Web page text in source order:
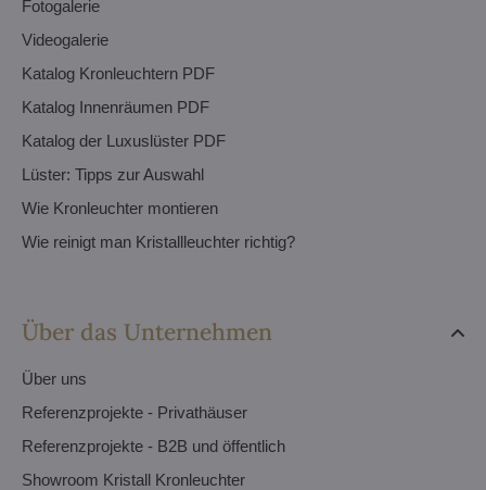
Fotogalerie
Videogalerie
Katalog Kronleuchtern PDF
Katalog Innenräumen PDF
Katalog der Luxuslüster PDF
Lüster: Tipps zur Auswahl
Wie Kronleuchter montieren
Wie reinigt man Kristallleuchter richtig?
Über das Unternehmen
Über uns
Referenzprojekte - Privathäuser
Referenzprojekte - B2B und öffentlich
Showroom Kristall Kronleuchter